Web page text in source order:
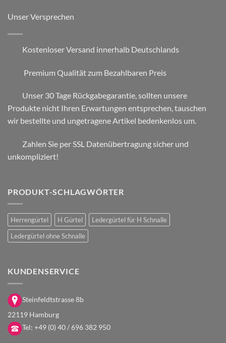
Unser Versprechen
Kostenloser Versand innerhalb Deutschlands
Premium Qualität zum Bezahlbaren Preis
Unser 30 Tage Rückgabegarantie, sollten unsere
Produkte nicht Ihren Erwartungen entsprechen, tauschen
wir bestellte und ungetragene Artikel bedenkenlos um.
Zahlen Sie per SSL Datenübertragung sicher und
unkompliziert!
PRODUKT-SCHLAGWÖRTER
Herrengürtel H Gürtel
Ledergürtel für H Schnalle
Ledergürtel ohne Schnalle
KUNDENSERVICE
Steinfeldtstrasse 8b
22119 Hamburg
Tel: +49 (0) 40 / 696 382 950